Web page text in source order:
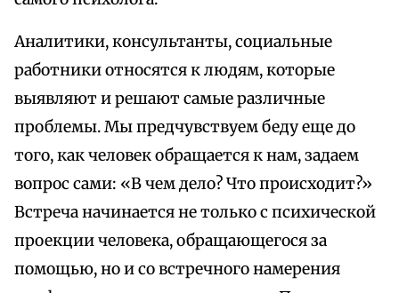
Аналитики, консультанты, социальные
работники относятся к людям, которые
выявляют и решают самые различные
проблемы. Мы предчувствуем беду еще до
того, как человек обращается к нам, задаем
вопрос сами: «В чем дело? Что происходит?»
Встреча начинается не только с психической
проекции человека, обращающегося за
помощью, но и со встречного намерения